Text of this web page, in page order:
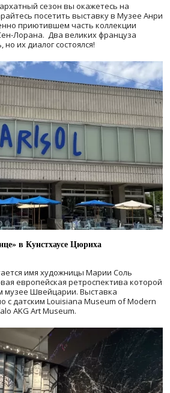
сезон вы окажетесь на
посетить выставку в Музее Анри
приютившем часть коллекции
Лорана. Два великих француза
их диалог состоялся!
в Кунстхаусе Цюриха
имя художницы Марии Соль
европейская ретроспектива которой
музее Швейцарии. Выставка
с датским Louisiana Museum of Modern
AKG Art Museum.